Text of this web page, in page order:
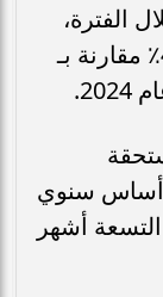
خلال الفترة،
مما يشير إلى توسع الهامش إلى 41٪ مقارنة بـ
بنسبة 40٪ على أساس سنوي
التسعة أشهر